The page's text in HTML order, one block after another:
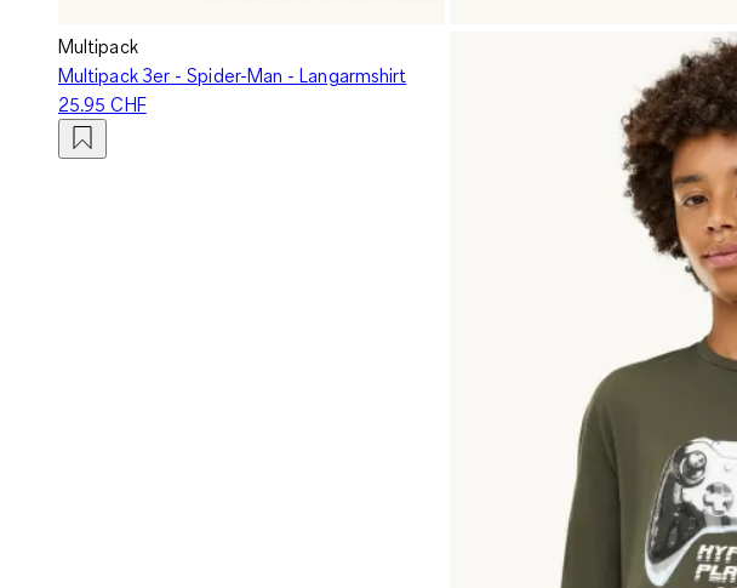
Multipack
Multipack 3er - Spider-Man - Langarmshirt
25.95 CHF